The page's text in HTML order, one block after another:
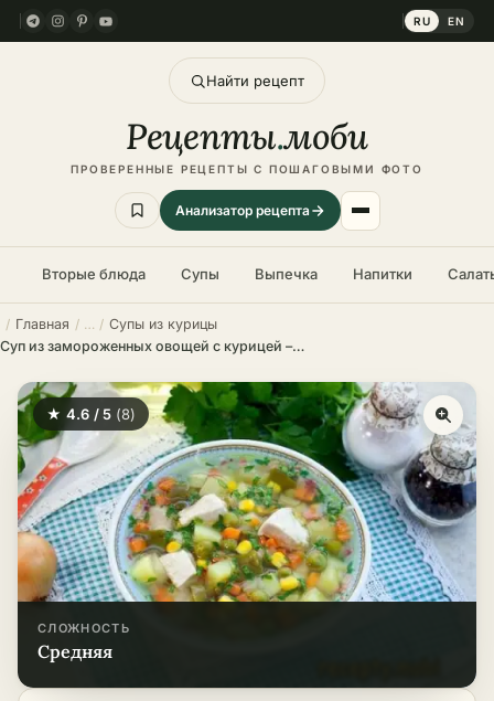
RU EN
Найти рецепт
Рецепты.моби
ПРОВЕРЕННЫЕ РЕЦЕПТЫ С ПОШАГОВЫМИ ФОТО
Анализатор рецепта
Вторые блюда Супы Выпечка Напитки
Главная
Супы из курицы
Суп из замороженных овощей с курицей – пошаговый рецепт
★ 4.6 / 5 (8)
СЛОЖНОСТЬ
средняя